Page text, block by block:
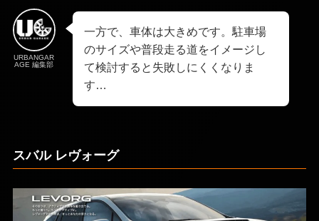
URBANGAR
AGE 編集部
一方で、車体は大きめです。駐車場
のサイズや普段走る道をイメージし
て検討すると失敗しにくくなりま
す…
スバル レヴォーグ